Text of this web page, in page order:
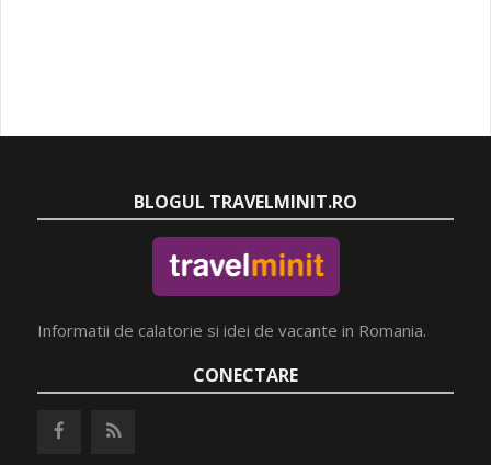
BLOGUL TRAVELMINIT.RO
Informatii de calatorie si idei de vacante in Romania.
CONECTARE